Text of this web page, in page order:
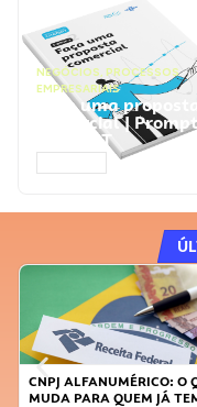
NEGÓCIOS, PROCESSOS
EMPRESARIAIS
Faça uma
comercial |
ChatGPT
DICAS PARA OBTER